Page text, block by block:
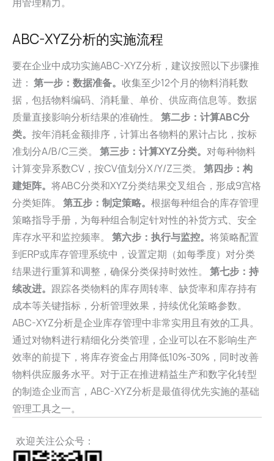
ABC-XYZ分析的实施流程
要在企业中成功实施ABC-XYZ分析，建议按照以下步骤推
进： 第一步：数据准备。 收集至少12个月的物料消耗数
据，包括物料编码、消耗量、单价、供应商信息等。数据
质量直接影响分析结果的准确性。 第二步：计算ABC分
类。 按年消耗金额排序，计算出各物料的累计占比，按标
准划分A/B/C三类。 第三步：计算XYZ分类。 对每种物料
计算变异系数CV，按CV值划分X/Y/Z三类。 第四步：构
建矩阵。 将ABC分类和XYZ分类结果交叉组合，形成9宫格
分类矩阵。 第五步：制定策略。 根据每种组合的库存管理
策略指导手册，为每种组合制定针对性的补货方式、安全
库存水平和监控频率。 第六步：执行与监控。 将策略配置
到ERP或库存管理系统中，设置定期（如每季度）对分类
结果进行重算和调整，确保分类保持时效性。 第七步：持
续改进。 跟踪各类物料的库存周转率、缺货率和库存持有
成本等关键指标，分析管理效果，持续优化策略参数。
ABC-XYZ分析是企业库存管理中非常实用且有效的工具。
通过对物料进行精细化分类管理，企业可以在不影响生产
效率的前提下，将库存资金占用降低10%-30%，同时改善
物料供应服务水平。对于正在推进精益生产和数字化转型
的制造企业而言，ABC-XYZ分析是最值得优先实施的基础
管理工具之一。
欢迎关注公众号：